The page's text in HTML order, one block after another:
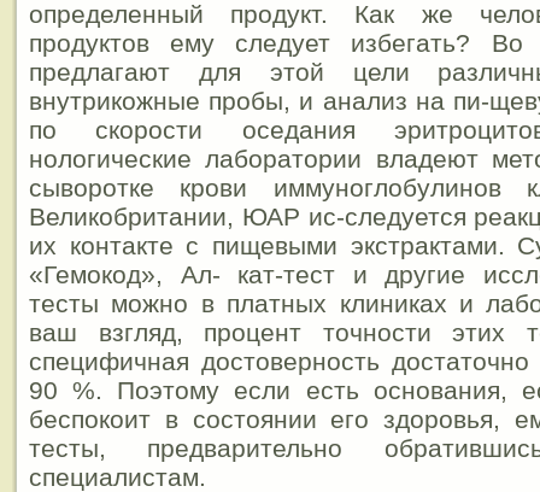
определенный продукт. Как же
продуктов ему следует избегать?
предлагают для этой цели
внутрикожные пробы, и анализ на пи-
по скорости оседания
нологические лаборатории владеют
сыворотке крови
Великобритании, ЮАР ис-следуется
их контакте с пищевыми экстрактами.
«Гемокод», Ал- кат-тест и другие
тесты можно в платных клиниках и
ваш взгляд, процент точности этих
специфичная достоверность
90 %. Поэтому если есть основания,
беспокоит в состоянии его здоровья,
тесты, предварительно
специалистам.